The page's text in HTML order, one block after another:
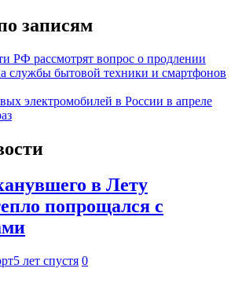
записям
РФ рассмотрят вопрос о продлении
службы бытовой техники и смартфонов
электромобилей в России в апреле
в Лету
попрощался с
5 лет спустя 0